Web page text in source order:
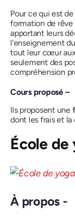
Pour ce qui est
formation de rêve
apportant leurs
l'enseignement
tout leur cœur
seulement des
compréhension
Cours proposé –
Ils proposent une
dont les frais et la
École de
À propos -